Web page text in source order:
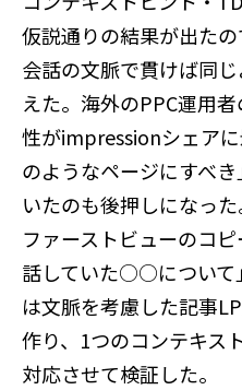
仮説通りの結果が出た
会話の文脈で貫けば同
えた。海外のPPC運用
性がimpressionシェア
のようなページにすべ
いたのも後押しになった
ファーストビューのコ
話していた○○について
は文脈を考慮した記事
作り、1つのコンテキス
対応させて検証した。